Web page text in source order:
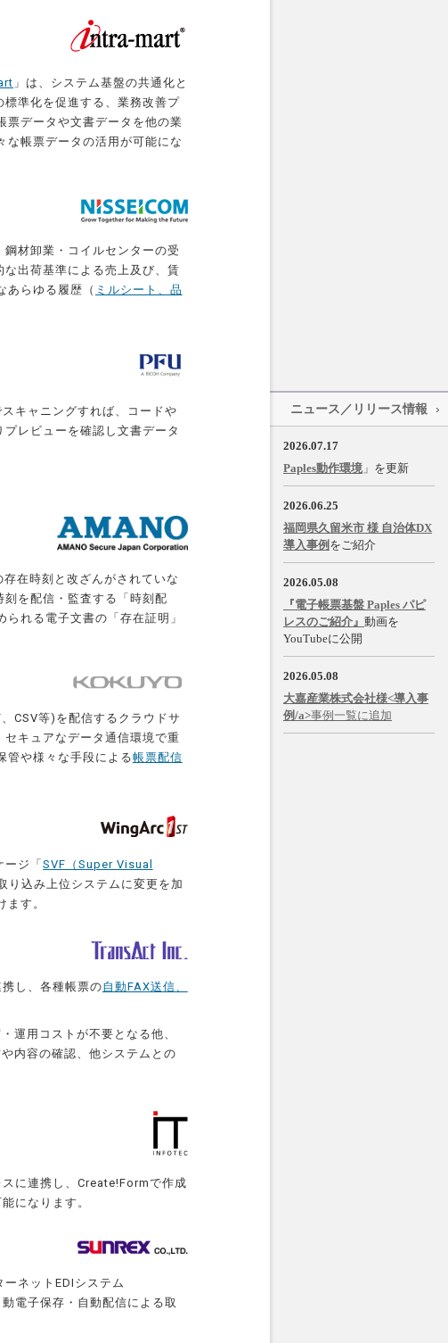
」は、システム基盤の共通化と
準化を促進する、業務改善プ
票データや文書データを他の業
な帳票データの活用が可能にな
鋼材卸業・コイルセンターの受
出荷基準による売上及び、賃
あらゆる履歴（ ミルシート、品
キャニングすれば、コードや
レビューを確認し文書データ
存在時刻と改ざんがされていな
を配信・監査する「時刻配
られる電子文書の「存在証明」
CSV等)を配信するクラウドサ
キュアなデータ通信環境で重
管や様々な手段による帳票配信
ージ「SVF（Super Visual
り込み上位システムに変更を加
す。
し、各種帳票の自動FAX送信、
運用コストが不要となる他、
内容の確認、他システムとの
スに連携し、Create!Formで作成
になります。
ネットEDIシステム
電子保存・自動配信による取
ニュース／リリース情報
2026.07.17
Paples動作環境 」を更新
2026.06.25
福岡県久留米市 様 自治体DX
導入事例をご紹介
2026.05.08
『電子帳票基盤 Paples パピ
レスのご紹介』 動画を
YouTubeに公開
2026.05.08
大嘉産業株式会社様<導入事
例/a>事例一覧に追加